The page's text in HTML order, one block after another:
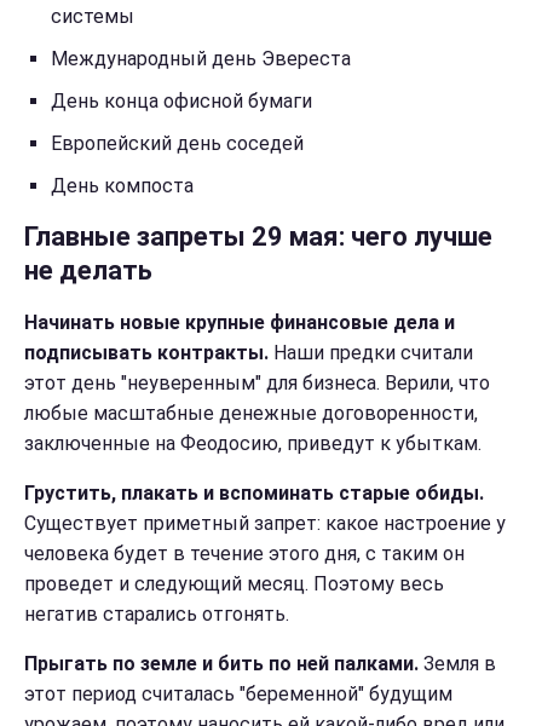
системы
Международный день Эвереста
День конца офисной бумаги
Европейский день соседей
День компоста
Главные запреты 29 мая: чего лучше
не делать
Начинать новые крупные финансовые дела и
подписывать контракты. Наши предки считали
этот день "неуверенным" для бизнеса. Верили, что
любые масштабные денежные договоренности,
заключенные на Феодосию, приведут к убыткам.
Грустить, плакать и вспоминать старые обиды.
Существует приметный запрет: какое настроение у
человека будет в течение этого дня, с таким он
проведет и следующий месяц. Поэтому весь
негатив старались отгонять.
Прыгать по земле и бить по ней палками. Земля в
этот период считалась "беременной" будущим